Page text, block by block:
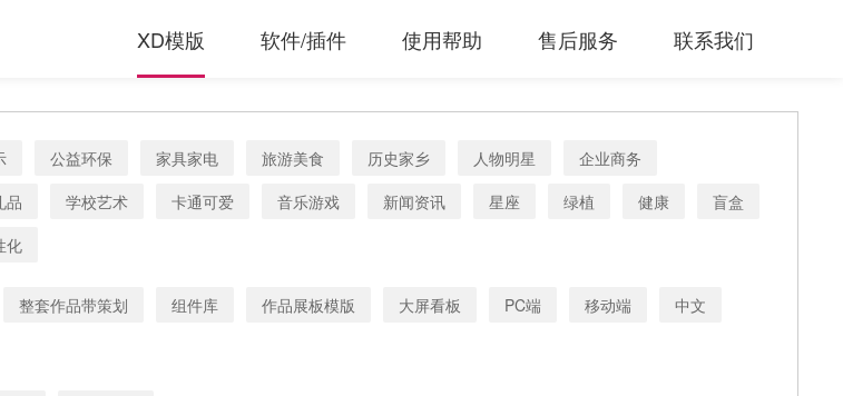
XD模版 软件/插件 使用帮助 售后服务 联系我们
公益环保 家具家电 旅游美食 历史家乡 人物明星
企业商务
品 学校艺术 卡通可爱 音乐游戏 新闻资讯 星座 绿植 健康
盲盒
化
整套作品带策划 组件库 作品展板模版 大屏看板 PC端 移动端
中文